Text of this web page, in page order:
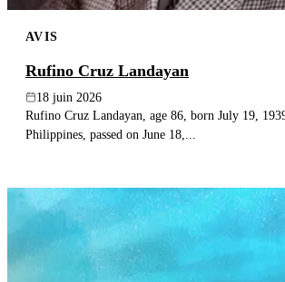
AVIS
Rufino Cruz Landayan
18 juin 2026
Rufino Cruz Landayan, age 86, born July 19,
Philippines, passed on June 18,...